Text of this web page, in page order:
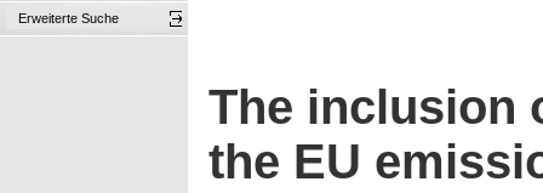
Erweiterte Suche
The inclusion
the EU